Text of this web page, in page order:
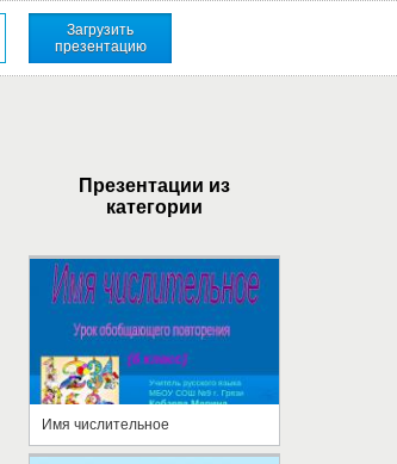
Загрузить
презентацию
Презентации из
категории
Имя числительное